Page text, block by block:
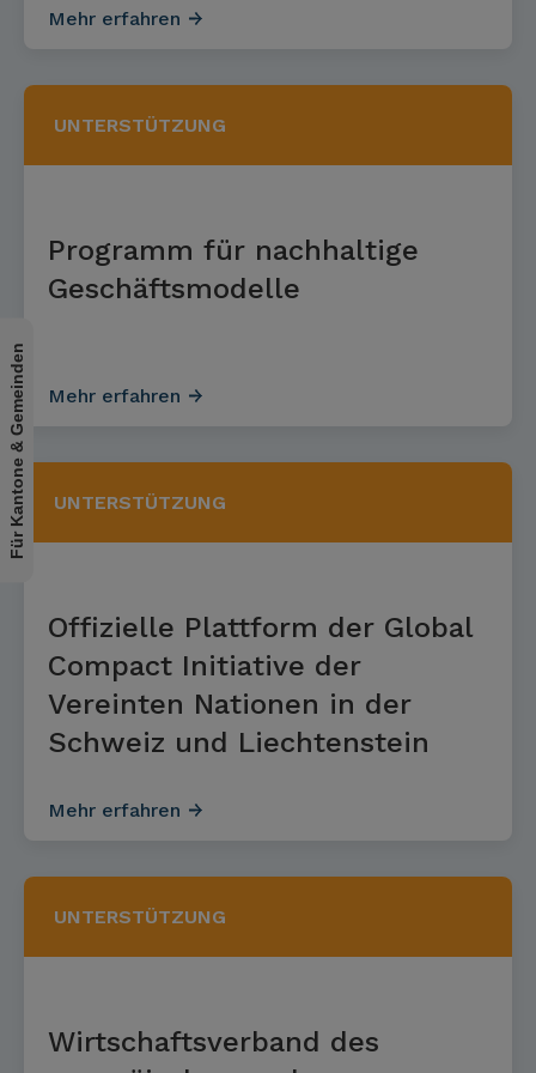
Mehr erfahren
UNTERSTÜTZUNG
Programm für nach­haltige
Geschäfts­modelle
Mehr erfahren
UNTERSTÜTZUNG
Offizielle Plattform der Global
Compact Initiative der
Vereinten Nationen in der
Schweiz und Liechtenstein
Mehr erfahren
UNTERSTÜTZUNG
Wirtschaftsverband des
Für Kantone & Gemeinden